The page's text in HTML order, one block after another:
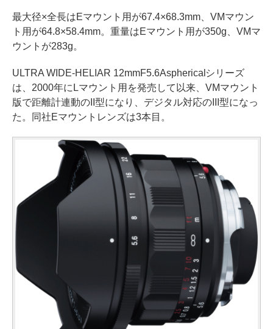
最大径×全長はEマウント用が67.4×68.3mm、VMマウン
ト用が64.8×58.4mm。重量はEマウント用が350g、VMマ
ウントが283g。
ULTRA WIDE-HELIAR 12mmF5.6Asphericalシリーズ
は、2000年にLマウント用を発売して以来、VMマウント
版で距離計連動のII型になり、デジタル対応のIII型になっ
た。同社Eマウントレンズは3本目。